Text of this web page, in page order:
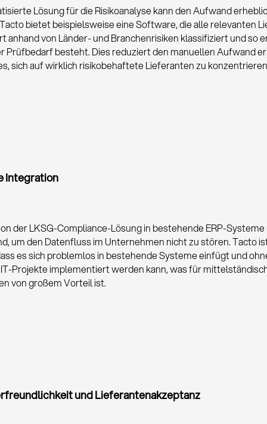
Lösung für die Risikoanalyse kann den Aufwand
bietet beispielsweise eine Software, die alle relevanten
anhand von Länder- und Branchenrisiken klassifiziert und so
Prüfbedarf besteht. Dies reduziert den manuellen Aufwand
sich auf wirklich risikobehaftete Lieferanten zu
Integration
der LKSG-Compliance-Lösung in bestehende ERP-Systeme
um den Datenfluss im Unternehmen nicht zu stören. Tacto
es sich problemlos in bestehende Systeme einfügt und
Projekte implementiert werden kann, was für
von großem Vorteil ist.
und Lieferantenakzeptanz